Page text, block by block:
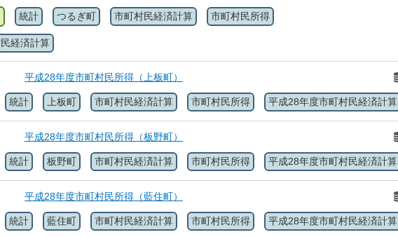
統計 つるぎ町 市町村民経済計算 市町村民所得
経済計算
平成28年度市町村民所得（上板町）
統計 上板町 市町村民経済計算 市町村民所得 平成28年度市町村民経済計算
平成28年度市町村民所得（板野町）
統計 板野町 市町村民経済計算 市町村民所得 平成28年度市町村民経済計算
平成28年度市町村民所得（藍住町）
統計 藍住町 市町村民経済計算 市町村民所得 平成28年度市町村民経済計算